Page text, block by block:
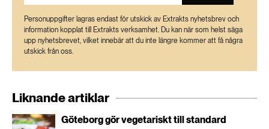
Personuppgifter lagras endast för utskick av Extrakts nyhetsbrev och
information kopplat till Extrakts verksamhet. Du kan när som helst säga
upp nyhetsbrevet, vilket innebär att du inte längre kommer att få några
utskick från oss.
Liknande artiklar
Göteborg gör vegetariskt till standard